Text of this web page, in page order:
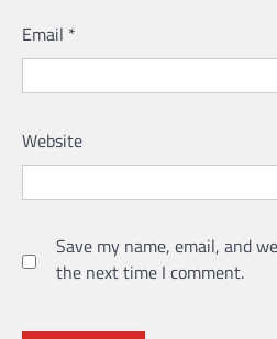
Email *
Website
Save my name, email, and
the next time I comment.